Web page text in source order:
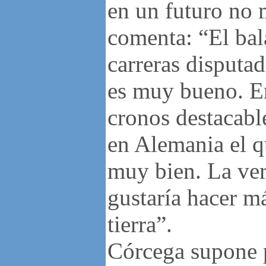
en un futuro no
comenta: “El
carreras
es muy bueno.
cronos
en Alemania el
muy bien. La
gustaría hacer
tierra”.
Córcega